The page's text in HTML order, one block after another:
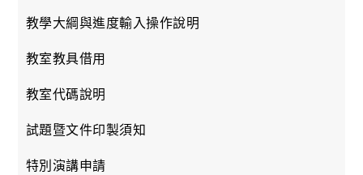
教學大綱與進度輸入操作說明
教室教具借用
教室代碼說明
試題暨文件印製須知
特別演講申請